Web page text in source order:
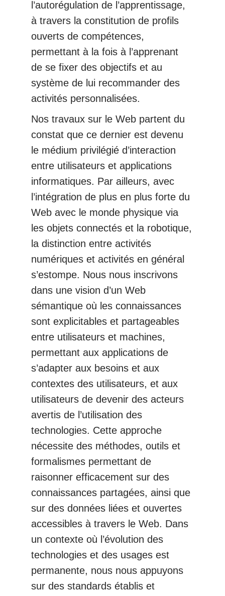
l’autorégulation de l’apprentissage,
à travers la constitution de profils
ouverts de compétences,
permettant à la fois à l’apprenant
de se fixer des objectifs et au
système de lui recommander des
activités personnalisées.
Nos travaux sur le Web partent du
constat que ce dernier est devenu
le médium privilégié d’interaction
entre utilisateurs et applications
informatiques. Par ailleurs, avec
l’intégration de plus en plus forte du
Web avec le monde physique via
les objets connectés et la robotique,
la distinction entre activités
numériques et activités en général
s’estompe. Nous nous inscrivons
dans une vision d’un Web
sémantique où les connaissances
sont explicitables et partageables
entre utilisateurs et machines,
permettant aux applications de
s’adapter aux besoins et aux
contextes des utilisateurs, et aux
utilisateurs de devenir des acteurs
avertis de l’utilisation des
technologies. Cette approche
nécessite des méthodes, outils et
formalismes permettant de
raisonner efficacement sur des
connaissances partagées, ainsi que
sur des données liées et ouvertes
accessibles à travers le Web. Dans
un contexte où l’évolution des
technologies et des usages est
permanente, nous nous appuyons
sur des standards établis et